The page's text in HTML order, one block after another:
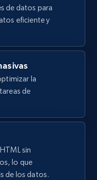
de datos para
eficiente y
la
de
sin
lo que
de los datos.